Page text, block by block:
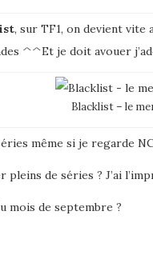
, sur TF1, on devient vite
^^Et je doit avouer
Blacklist – le
même si je regarde
pleins de séries ? J’ai
mois de septembre ?